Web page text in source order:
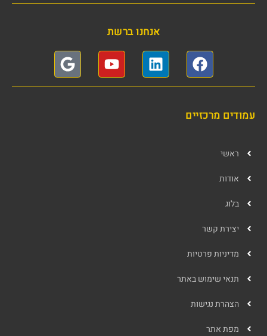
אנחנו ברשת
עמודים מרכזיים
ראשי
אודות
בלוג
יצירת קשר
מדיניות פרטיות
תנאי שימוש באתר
הצהרת נגישות
מפת אתר